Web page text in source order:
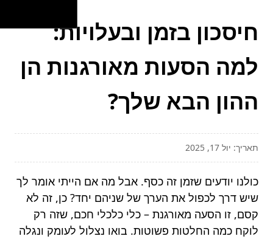
חיסכון בזמן ובעלויות:
למה הסעות מאורגנות הן
ההון הבא שלך?
תאריך: יול 17, 2025
כולנו יודעים שזמן זה כסף. אבל מה אם הייתי אומר לך
שיש דרך לכפול את הערך של שניהם יחד? כן, זה לא
קסם, זו הסעה מאורגנת – כלי כלכלי חכם, שזה רק
לוקח כמה החלטות פשוטות. בואו נצלול לעומק ונגלה